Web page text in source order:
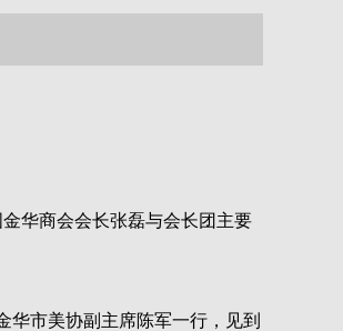
华商会会长张磊与会长团主要
华市美协副主席陈军一行，见到